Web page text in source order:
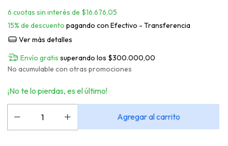
6 cuotas sin interés de $16.676,05
15% de descuento pagando con Efectivo - Transferencia
Ver más detalles
Envío gratis superando los $300.000,00
No acumulable con otras promociones
¡No te lo pierdas, es el último!